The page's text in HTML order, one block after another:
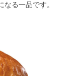
る一品です。